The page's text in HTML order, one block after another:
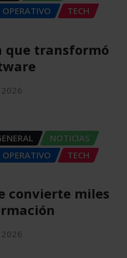
OPERATIVO
TECH
que transformó
NOTICIAS
OPERATIVO
TECH
convierte miles